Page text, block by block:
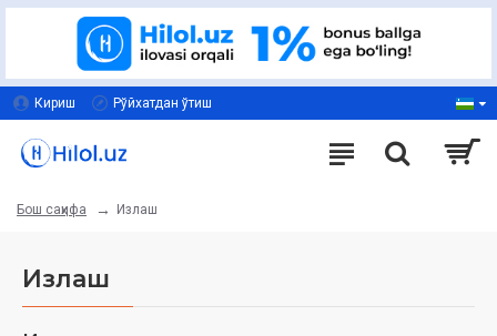
Кириш Рўйхатдан ўтиш
Бош саҳифа Излаш
Излаш